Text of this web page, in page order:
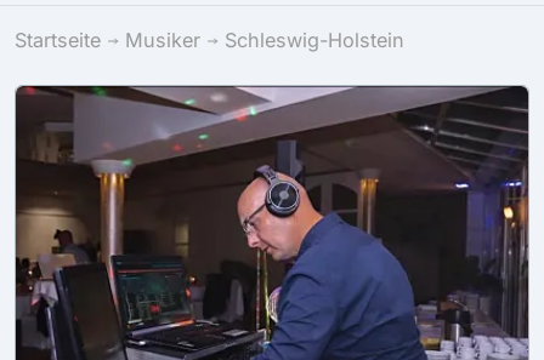
Startseite Musiker Schleswig-Holstein